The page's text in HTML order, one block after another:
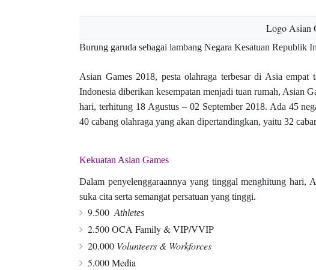
Logo Asian
Burung garuda sebagai lambang Negara Kesatuan Republik
Asian Games 2018, pesta olahraga terbesar di Asia
Indonesia diberikan kesempatan menjadi tuan rumah, Asian
hari, terhitung 18 Agustus – 02 September 2018. Ada 45
40 cabang olahraga yang akan dipertandingkan, yaitu 32
Kekuatan Asian Games
Dalam penyelenggaraannya yang tinggal menghitung hari,
suka cita serta semangat persatuan yang tinggi.
9.500 Athletes
2.500 OCA Family & VIP/VVIP
20.000 Volunteers & Workforces
5.000 Media